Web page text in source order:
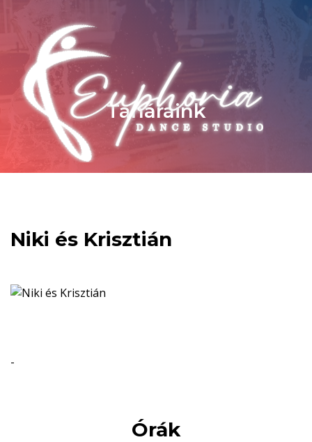
Tanáraink
Niki és Krisztián
-
Órák